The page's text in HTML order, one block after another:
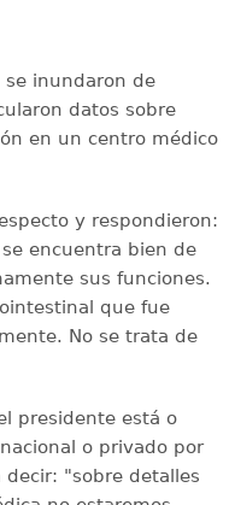
se inundaron de
datos sobre
en un centro médico
y respondieron:
encuentra bien de
sus funciones.
que fue
No se trata de
presidente está o
o privado por
"sobre detalles